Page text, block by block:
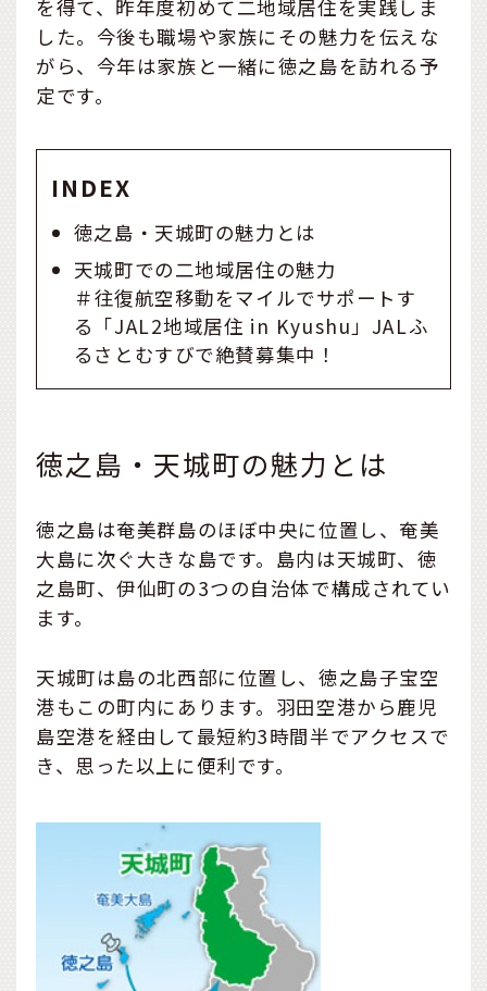
を得て、昨年度初めて二地域居住を実践しま
した。今後も職場や家族にその魅力を伝えな
がら、今年は家族と一緒に徳之島を訪れる予
定です。
INDEX
徳之島・天城町の魅力とは
天城町での二地域居住の魅力
＃往復航空移動をマイルでサポートす
る「JAL2地域居住 in Kyushu」JALふ
るさとむすびで絶賛募集中！
徳之島・天城町の魅力とは
徳之島は奄美群島のほぼ中央に位置し、奄美
大島に次ぐ大きな島です。島内は天城町、徳
之島町、伊仙町の3つの自治体で構成されてい
ます。
天城町は島の北西部に位置し、徳之島子宝空
港もこの町内にあります。羽田空港から鹿児
島空港を経由して最短約3時間半でアクセスで
き、思った以上に便利です。